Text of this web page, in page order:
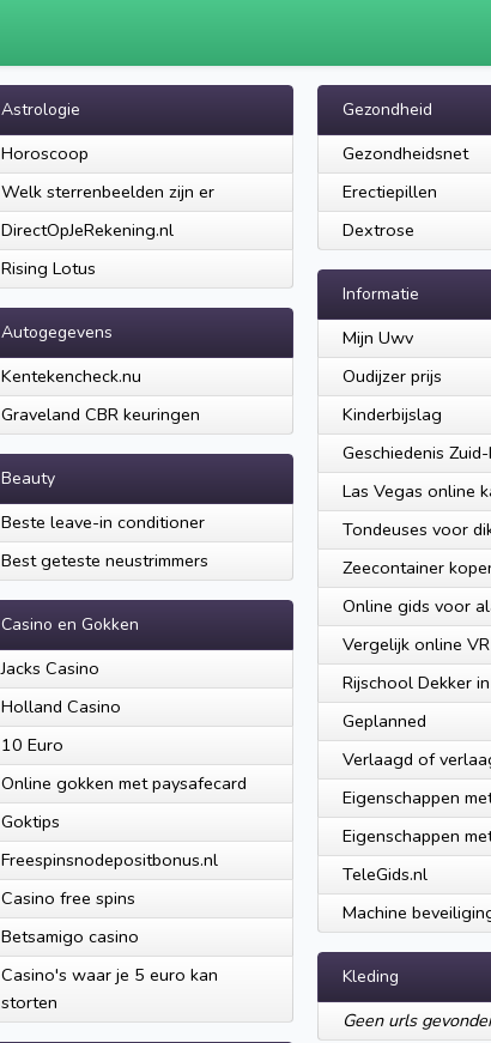
Astrologie
Horoscoop
Welk sterrenbeelden zijn er
DirectOpJeRekening.nl
Rising Lotus
Autogegevens
Kentekencheck.nu
Graveland CBR keuringen
Beauty
Beste leave-in conditioner
Best geteste neustrimmers
Casino en Gokken
Jacks Casino
Holland Casino
10 Euro
Online gokken met paysafecard
Goktips
Freespinsnodepositbonus.nl
Casino free spins
Betsamigo casino
Casino's waar je 5 euro kan
storten
Gezondheid
Gezondheidsnet
Erectiepillen
Dextrose
Informatie
Mijn Uwv
Oudijzer prijs
Kinderbijslag
Geschiedenis
Las Vegas online
Tondeuses voor
Zeecontainer
Online gids voor
Vergelijk online
Rijschool Dekker
Geplanned
Verlaagd of
Eigenschappen
Eigenschappen
TeleGids.nl
Machine
Kleding
Geen urls